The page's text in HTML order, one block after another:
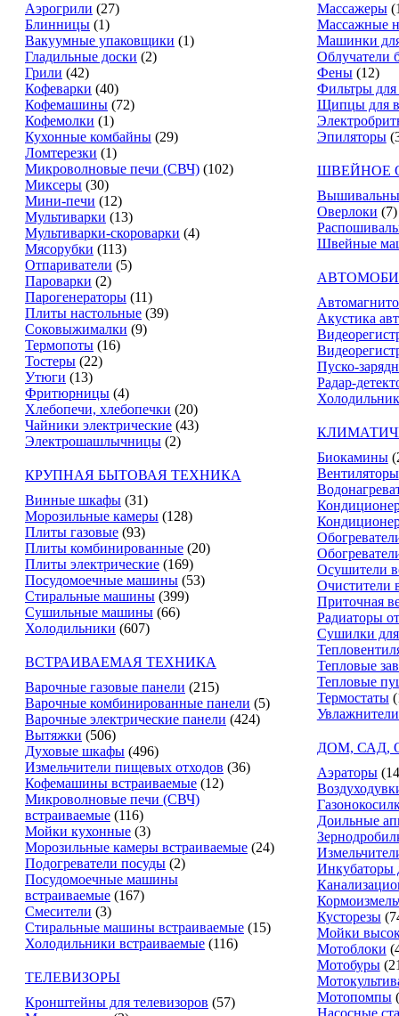
Аэрогрили (27)
Блинницы (1)
Вакуумные упаковщики (1)
Гладильные доски (2)
Грили (42)
Кофеварки (40)
Кофемашины (72)
Кофемолки (1)
Кухонные комбайны (29)
Ломтерезки (1)
Микроволновые печи (СВЧ) (102)
Миксеры (30)
Мини-печи (12)
Мультиварки (13)
Мультиварки-скороварки (4)
Мясорубки (113)
Отпариватели (5)
Пароварки (2)
Парогенераторы (11)
Плиты настольные (39)
Соковыжималки (9)
Термопоты (16)
Тостеры (22)
Утюги (13)
Фритюрницы (4)
Хлебопечи, хлебопечки (20)
Чайники электрические (43)
Электрошашлычницы (2)
КРУПНАЯ БЫТОВАЯ ТЕХНИКА
Винные шкафы (31)
Морозильные камеры (128)
Плиты газовые (93)
Плиты комбинированные (20)
Плиты электрические (169)
Посудомоечные машины (53)
Стиральные машины (399)
Сушильные машины (66)
Холодильники (607)
ВСТРАИВАЕМАЯ ТЕХНИКА
Варочные газовые панели (215)
Варочные комбинированные панели (5)
Варочные электрические панели (424)
Вытяжки (506)
Духовые шкафы (496)
Измельчители пищевых отходов (36)
Кофемашины встраиваемые (12)
Микроволновые печи (СВЧ)
встраиваемые (116)
Мойки кухонные (3)
Морозильные камеры встраиваемые (24)
Подогреватели посуды (2)
Посудомоечные машины
встраиваемые (167)
Смесители (3)
Стиральные машины встраиваемые (15)
Холодильники встраиваемые (116)
ТЕЛЕВИЗОРЫ
Кронштейны для телевизоров (57)
Массажеры
Массажные
Машинки
Облучатели
Фены (12)
Фильтры
Щипцы для
Эпиляторы
ШВЕЙНОЕ
Оверлоки (7)
Швейные
Акустика
Пуско-
Радар-
Биокамины
Вентиляторы
Осушители
Очистители
Приточная
Радиаторы
Сушилки
Тепловые
Тепловые
Термостаты
ДОМ, САД,
Аэраторы
Доильные
Инкубаторы
Кусторезы
Мойки
Мотоблоки
Мотобуры
Мотопомпы
Насосные